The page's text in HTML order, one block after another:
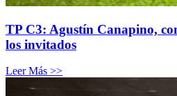
TP C3: Agustín Canapino,
los invitados
Leer Más >>